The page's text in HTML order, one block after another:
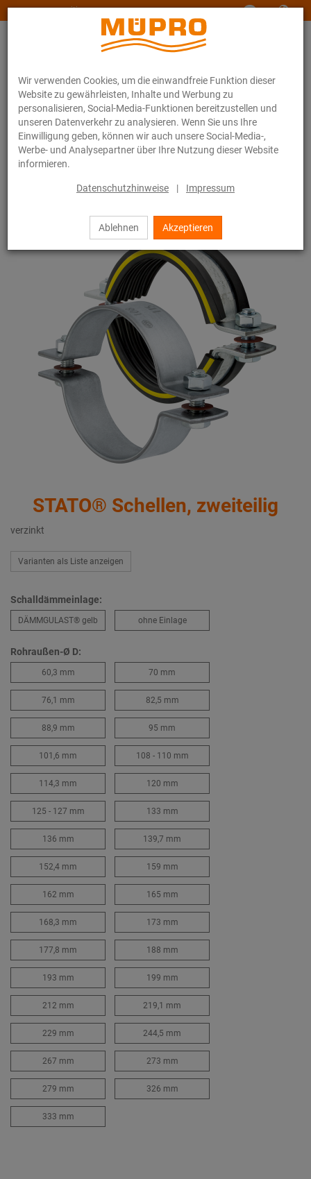
Wir verwenden Cookies, um die einwandfreie Funktion dieser
Website zu gewährleisten, Inhalte und Werbung zu
personalisieren, Social-Media-Funktionen bereitzustellen und
unseren Datenverkehr zu analysieren. Wenn Sie uns Ihre
Einwilligung geben, können wir auch unsere Social-Media-,
Werbe- und Analysepartner über Ihre Nutzung dieser Website
informieren.
Datenschutzhinweise | Impressum
Ablehnen Akzeptieren
www.muepro-maritim.com
Online-Katalog Befestigungstechnik
Rohrschellen
STATO® Schellen, zweiteilig
STATO® Schellen, zweiteilig
verzinkt
Varianten als Liste anzeigen
Schalldämmeinlage:
DÄMMGULAST® gelb ohne Einlage
Rohraußen-Ø D:
60,3 mm 70 mm
76,1 mm 82,5 mm
88,9 mm 95 mm
101,6 mm 108 - 110 mm
114,3 mm 120 mm
125 - 127 mm 133 mm
136 mm 139,7 mm
152,4 mm 159 mm
162 mm 165 mm
168,3 mm 173 mm
177,8 mm 188 mm
193 mm 199 mm
212 mm 219,1 mm
229 mm 244,5 mm
267 mm 273 mm
279 mm 326 mm
333 mm